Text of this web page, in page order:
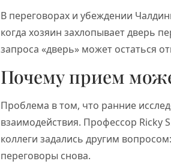
В переговорах и убеждении
когда хозяин захлопывает дверь
запроса «дверь» может остаться
Почему прием
Проблема в том, что ранние
взаимодействия. Профессор Ricky
коллеги задались другим
переговоры снова.